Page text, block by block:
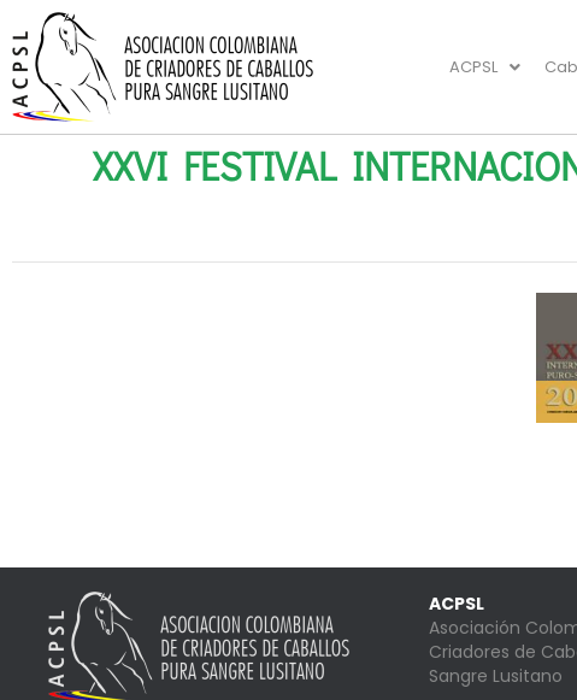
ACPSL
XXVI FESTIVAL
ACPSL
Asociación
Criadores de
Sangre Lusitano